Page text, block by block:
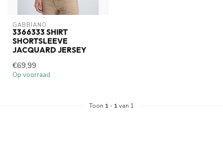
GABBIANO
3366333 SHIRT
SHORTSLEEVE
JACQUARD JERSEY
€69,99
Op voorraad
Toon 1 - 1 van 1